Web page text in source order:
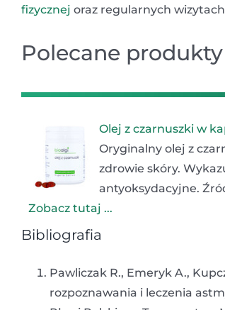
fizycznej oraz regularnych
Polecane produkty
Olej z czarnuszki w
Oryginalny olej z
zdrowie skóry.
antyoksydacyjne.
Zobacz tutaj ...
Bibliografia
Pawliczak R., Emeryk A.,
rozpoznawania i leczenia